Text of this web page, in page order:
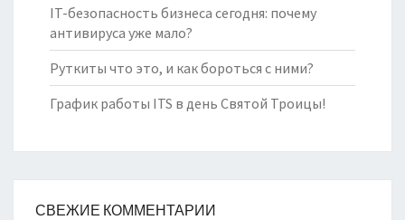
IT-безопасность бизнеса сегодня: почему
антивируса уже мало?
Руткиты что это, и как бороться с ними?
График работы ITS в день Святой Троицы!
СВЕЖИЕ КОММЕНТАРИИ